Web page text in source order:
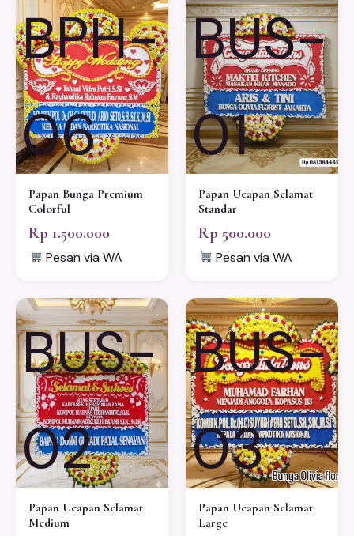
BPH-
06
Papan Bunga Premium
Colorful
Rp 1.500.000
Pesan via WA
BUS-
01
Papan Ucapan Selamat
Standar
Rp 500.000
Pesan via WA
BUS-
02
Papan Ucapan Selamat
Medium
BUS-
03
Papan Ucapan Selamat
Large